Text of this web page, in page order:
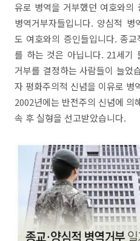
유로 병역을 거부했던 여호와의
병역거부자들입니다. 양심적
도 여호와의 증인들입니다. 종
를 하는 것은 아닙니다. 21세기
거부를 결정하는 사람들이 늘었
자 평화주의적 신념을 이유로 병
2002년에는 반전주의 신념에 의
속 후 실형을 선고받았습니다.